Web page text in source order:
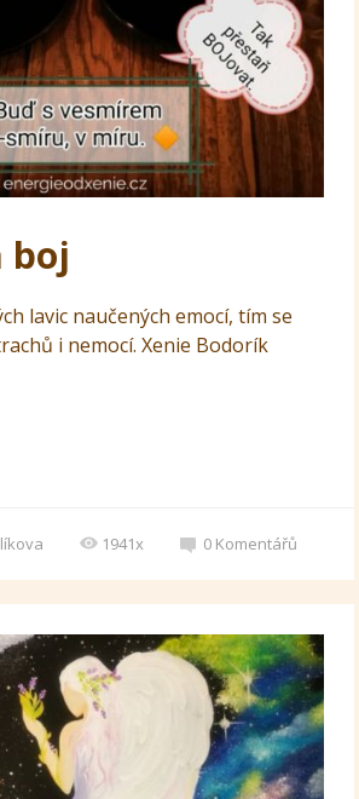
boj
lavic naučených emocí, tím se
i nemocí. Xenie Bodorík
1941x 0 Komentářů